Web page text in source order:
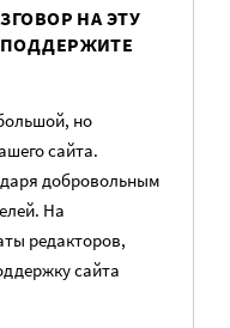
НА ЭТУ
но
сайта.
добровольным
На
редакторов,
сайта